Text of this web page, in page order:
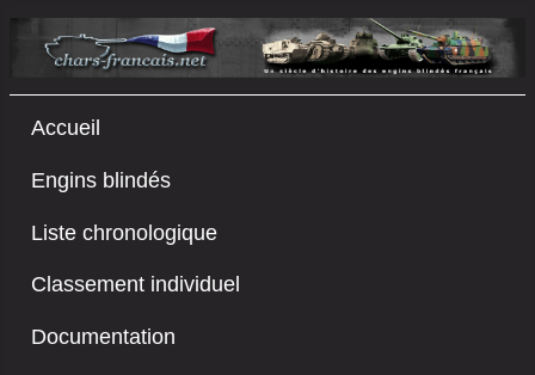
Accueil
Engins blindés
Liste chronologique
Classement individuel
Documentation